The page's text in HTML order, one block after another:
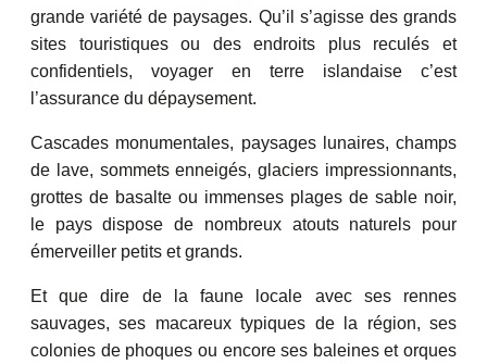
grande variété de paysages. Qu’il s’agisse des grands
sites touristiques ou des endroits plus reculés et
confidentiels, voyager en terre islandaise c’est
l’assurance du dépaysement.
Cascades monumentales, paysages lunaires, champs
de lave, sommets enneigés, glaciers impressionnants,
grottes de basalte ou immenses plages de sable noir,
le pays dispose de nombreux atouts naturels pour
émerveiller petits et grands.
Et que dire de la faune locale avec ses rennes
sauvages, ses macareux typiques de la région, ses
colonies de phoques ou encore ses baleines et orques